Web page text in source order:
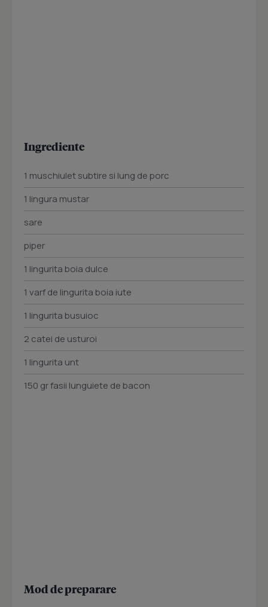
Ingrediente
1 muschiulet subtire si lung de porc
1 lingura mustar
sare
piper
1 lingurita boia dulce
1 varf de lingurita boia iute
1 lingurita busuioc
2 catei de usturoi
1 lingurita unt
150 gr fasii lunguiete de bacon
Mod de preparare